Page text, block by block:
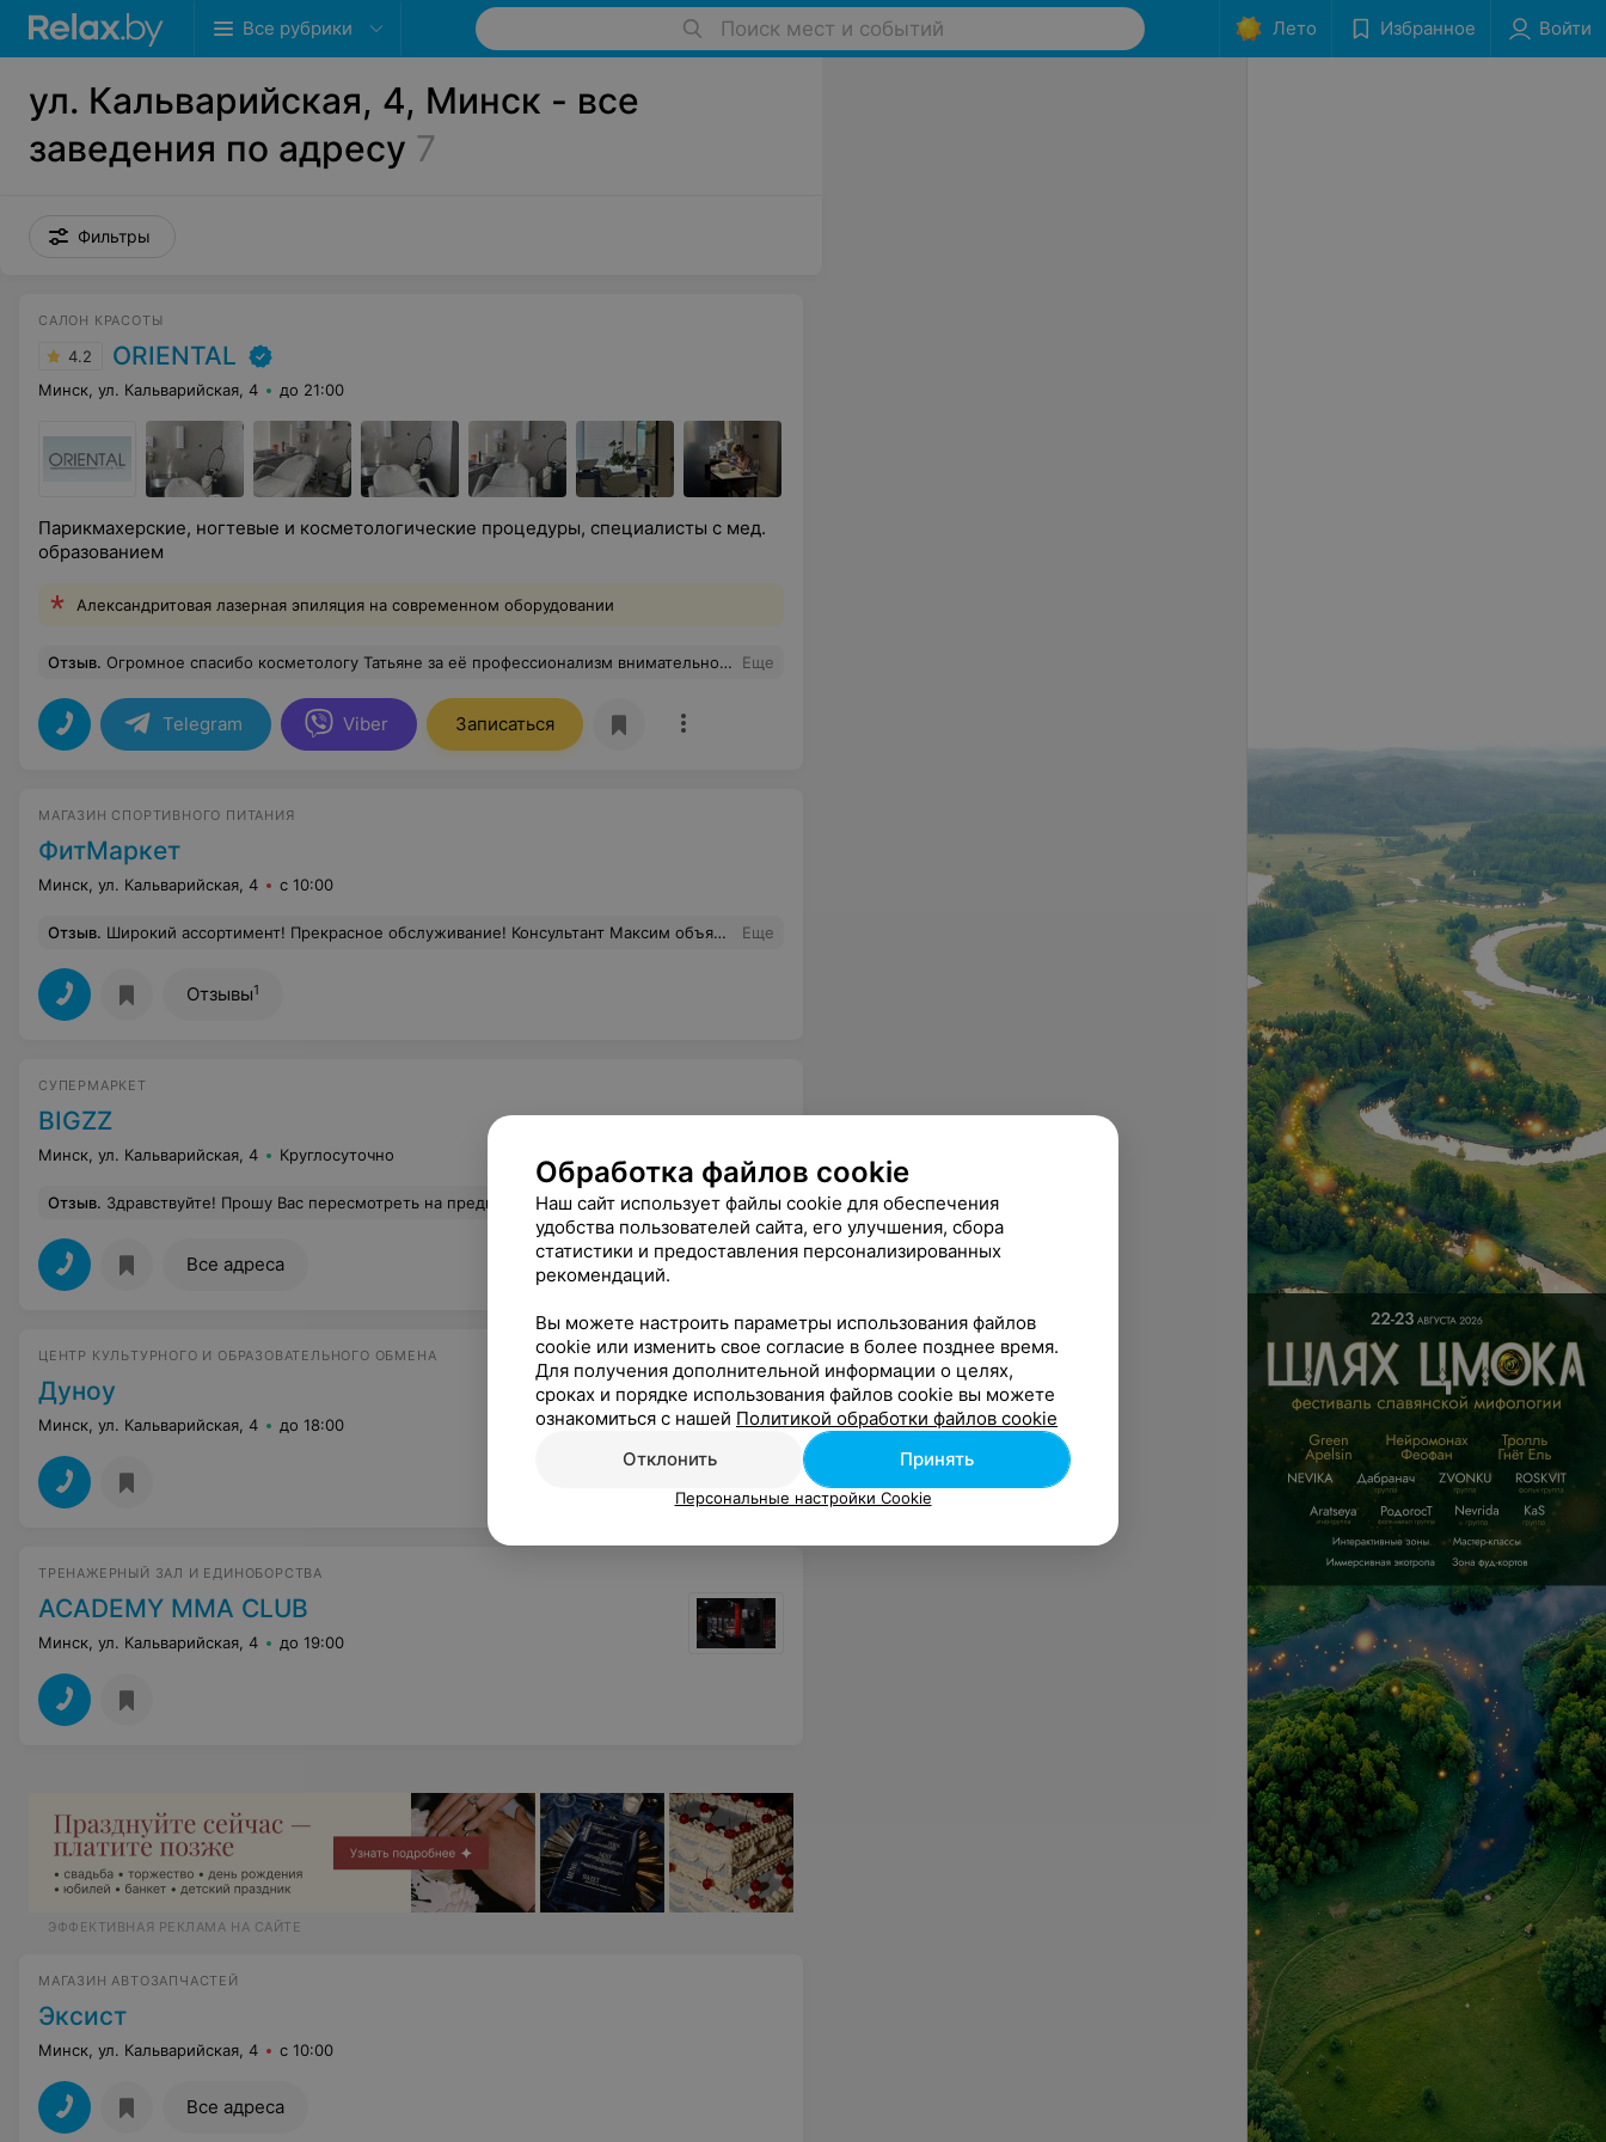
Все рубрики Поиск мест и событий Лето Избранное Войти
ул. Кальварийская, 4, Минск - все
заведения по адресу 7
Фильтры
САЛОН КРАСОТЫ
4.2 ORIENTAL
Минск, ул. Кальварийская, 4 до 21:00
Парикмахерские, ногтевые и косметологические процедуры, специалисты с мед.
образованием
Александритовая лазерная эпиляция на современном оборудовании
Отзыв. Огромное спасибо косметологу Татьяне за её профессионализм внимательность приятное общение очень милая женщина я осталась очень довольна результатам. Делала депиляции александритовый лазер.Рекомендую Еще
Telegram Viber Записаться
МАГАЗИН СПОРТИВНОГО ПИТАНИЯ
ФитМаркет
Минск, ул. Кальварийская, 4 с 10:00
Отзыв. Широкий ассортимент! Прекрасное обслуживание! Консультант Максим объяснил что для чего нужно. Подобрал нужный мне товар! Новичку сделали скидку! Еще
Отзывы1
СУПЕРМАРКЕТ
BIGZZ
Минск, ул. Кальварийская, 4 Круглосуточно
Отзыв. Здравствуйте! Прошу Вас пересмотреть на предприятии плейлист. Все хорошо, отличный магазин, но одно но «одной информации для потребителей очень мало» особенно в ночное время. Добавьте, пожалуйста, разнообразьте в плейлисте! Какую-нибудь успокаивающую и веселую музыку. Еще
Все адреса
ЦЕНТР КУЛЬТУРНОГО И ОБРАЗОВАТЕЛЬНОГО ОБМЕНА
Дуноу
Минск, ул. Кальварийская, 4 до 18:00
ТРЕНАЖЕРНЫЙ ЗАЛ И ЕДИНОБОРСТВА
ACADEMY MMA CLUB
Минск, ул. Кальварийская, 4 до 19:00
ЭФФЕКТИВНАЯ РЕКЛАМА НА САЙТЕ
МАГАЗИН АВТОЗАПЧАСТЕЙ
Эксист
Минск, ул. Кальварийская, 4 с 10:00
Все адреса
Обработка файлов cookie
Наш сайт использует файлы cookie для обеспечения
удобства пользователей сайта, его улучшения, сбора
статистики и предоставления персонализированных
рекомендаций.
Вы можете настроить параметры использования файлов
cookie или изменить свое согласие в более позднее время.
Для получения дополнительной информации о целях,
сроках и порядке использования файлов cookie вы можете
ознакомиться с нашей Политикой обработки файлов cookie
Отклонить
Принять
Персональные настройки Cookie